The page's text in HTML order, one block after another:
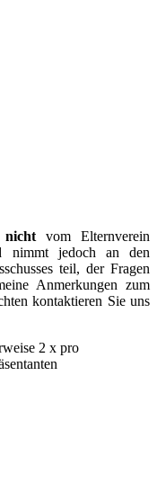
nicht vom Elternverein
nimmt jedoch an den
teil, der Fragen
Anmerkungen zum
kontaktieren Sie uns
2 x pro